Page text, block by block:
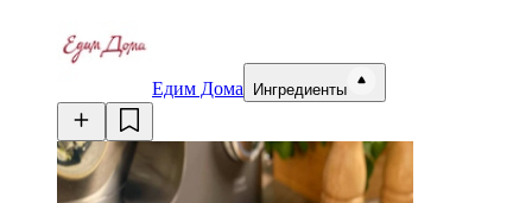
Едим Дома Ингредиенты